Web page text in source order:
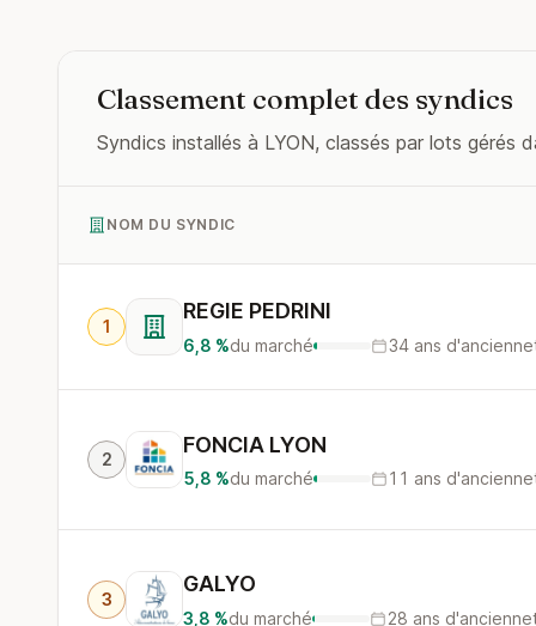
Classement complet des syndics
Syndics installés à LYON, classés par lots gérés
NOM DU SYNDIC
1
REGIE PEDRINI
6,8 %du marché 34 ans
2
FONCIA LYON
5,8 %du marché 11 ans
3
GALYO
3,8 %du marché 28 ans